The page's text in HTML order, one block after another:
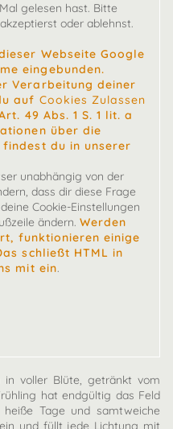
gelesen hast. Bitte
oder ablehnst.
Webseite Google
eingebunden.
Verarbeitung deiner
auf Cookies Zulassen
49 Abs. 1 S. 1 lit. a
über die
du in unserer
unabhängig von der
dass dir diese Frage
Cookie-Einstellungen
ändern. Werden
funktionieren einige
schließt HTML in
mit ein.
in voller Blüte, getränkt vom
hat endgültig das Feld
Tage und samtweiche
und füllt jede Lichtung mit